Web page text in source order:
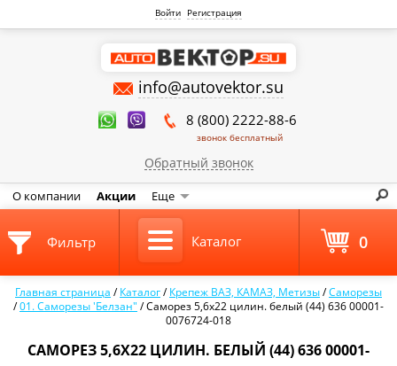
Войти Регистрация
info@autovektor.su
8 (800) 2222-88-6
звонок бесплатный
Обратный звонок
О компании Акции Еще
Главная страница /Каталог/Крепеж ВАЗ, КАМАЗ, Метизы/Саморезы
/01. Саморезы 'Белзан" /Саморез 5,6х22 цилин. белый (44) 636 00001-
0076724-018
САМОРЕЗ 5,6Х22 ЦИЛИН. БЕЛЫЙ (44) 636 00001-
Фильтр Каталог 0